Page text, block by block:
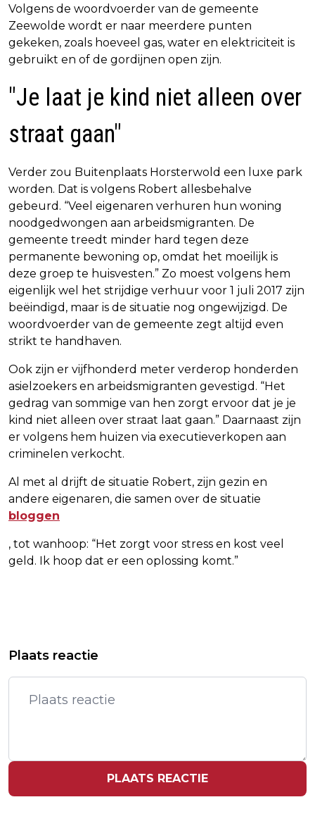
Volgens de woordvoerder van de gemeente
Zeewolde wordt er naar meerdere punten
gekeken, zoals hoeveel gas, water en elektriciteit is
gebruikt en of de gordijnen open zijn.
"Je laat je kind niet alleen over
straat gaan"
Verder zou Buitenplaats Horsterwold een luxe park
worden. Dat is volgens Robert allesbehalve
gebeurd. “Veel eigenaren verhuren hun woning
noodgedwongen aan arbeidsmigranten. De
gemeente treedt minder hard tegen deze
permanente bewoning op, omdat het moeilijk is
deze groep te huisvesten.” Zo moest volgens hem
eigenlijk wel het strijdige verhuur voor 1 juli 2017 zijn
beëindigd, maar is de situatie nog ongewijzigd. De
woordvoerder van de gemeente zegt altijd even
strikt te handhaven.
Ook zijn er vijfhonderd meter verderop honderden
asielzoekers en arbeidsmigranten gevestigd. “Het
gedrag van sommige van hen zorgt ervoor dat je je
kind niet alleen over straat laat gaan.” Daarnaast zijn
er volgens hem huizen via executieverkopen aan
criminelen verkocht.
Al met al drijft de situatie Robert, zijn gezin en
andere eigenaren, die samen over de situatie
bloggen
, tot wanhoop: “Het zorgt voor stress en kost veel
geld. Ik hoop dat er een oplossing komt.”
BUITENLUCHT
HISWA: MEER BEZOEKERS,
AANTREKKENDE MARKT
Plaats reactie
PLAATS REACTIE